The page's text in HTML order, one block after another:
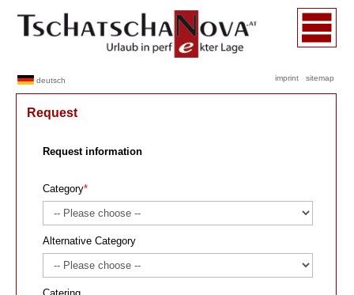
deutsch imprint sitemap
Request